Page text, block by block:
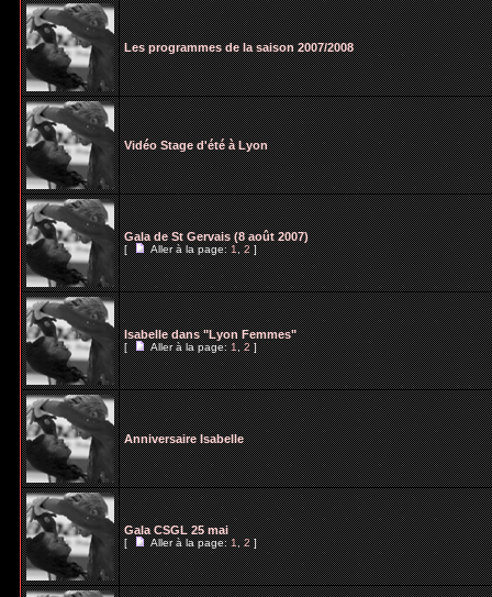
Les programmes de la saison 2007/2008
Vidéo Stage d'été à Lyon
Gala de St Gervais (8 août 2007)
[ Aller à la page:1,2]
Isabelle dans "Lyon Femmes"
[ Aller à la page:1,2]
Anniversaire Isabelle
Gala CSGL 25 mai
[ Aller à la page:1,2]